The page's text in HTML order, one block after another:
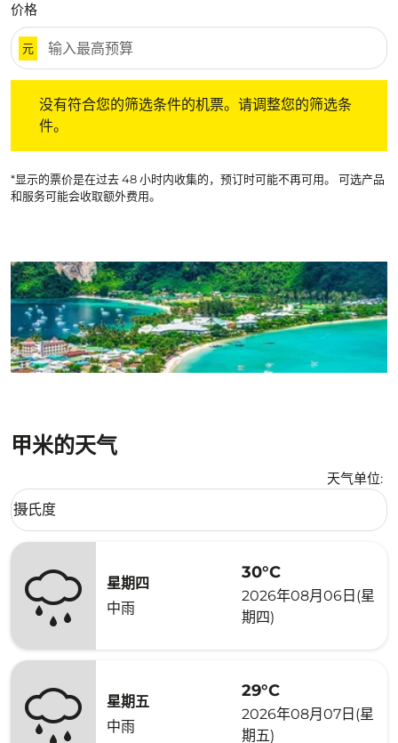
价格
元
没有符合您的筛选条件的机票。请调整您的筛选条
件。
*显示的票价是在过去 48 小时内收集的，预订时可能不再可用。 可选产品
和服务可能会收取额外费用。
甲米的天气
天气单位:
Weather unit option 摄氏度 Selected
摄氏度
keyboard_arrow_down
星期四
中雨
30°C
2026年08月06日(星
期四)
星期五
中雨
29°C
2026年08月07日(星
期五)